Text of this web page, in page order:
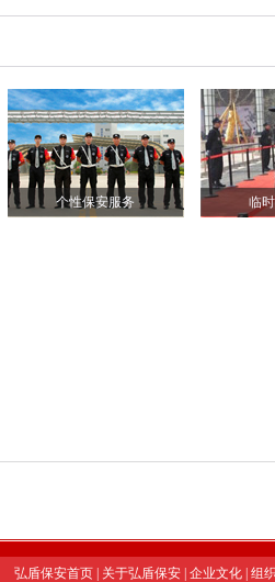
个性保安服务 临
弘盾保安首页| 关于弘盾保安| 企业文化| 组